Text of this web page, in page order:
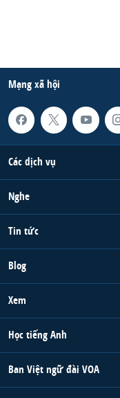
Mạng xã hội
Các dịch vụ
Nghe
Tin tức
Blog
Xem
Học tiếng Anh
Ban Việt ngữ đài VOA